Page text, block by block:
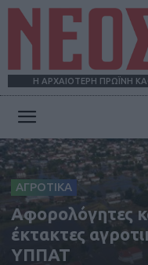
Η ΑΡΧΑΙΟΤΕΡΗ ΠΡΩΪΝΗ
ΑΓΡΟΤΙΚΑ
Αφορολόγητες
έκτακτες
ΥΠΠΑΤ